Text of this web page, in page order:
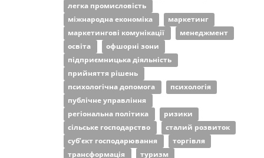
легка промисловість
міжнародна економіка
маркетинг
маркетингові комунікації
менеджмент
освіта
офшорні зони
підприємницька діяльність
прийняття рішень
психологічна допомога
психологія
публічне управління
регіональна політика
ризики
сільське господарство
сталий розвиток
суб’єкт господарювання
торгівля
трансформація
туризм